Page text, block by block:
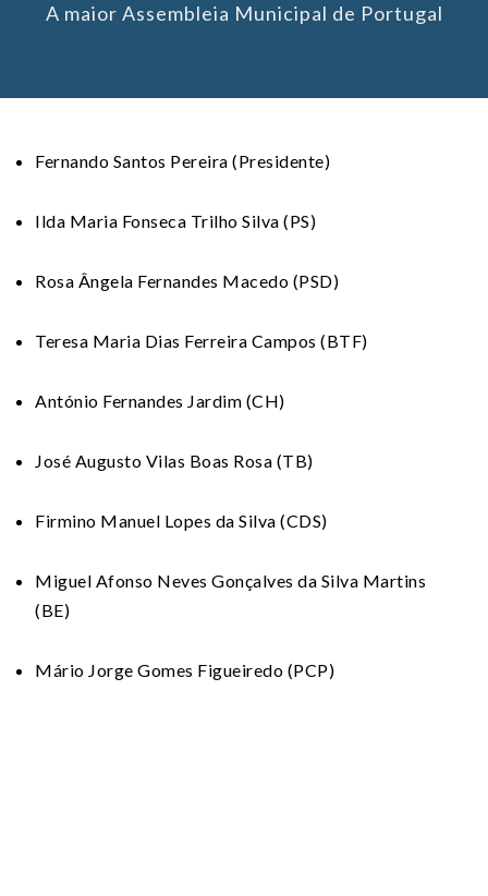
A maior Assembleia Municipal de Portugal
Fernando Santos Pereira (Presidente)
Ilda Maria Fonseca Trilho Silva (PS)
Rosa Ângela Fernandes Macedo (PSD)
Teresa Maria Dias Ferreira Campos (BTF)
António Fernandes Jardim (CH)
José Augusto Vilas Boas Rosa (TB)
Firmino Manuel Lopes da Silva (CDS)
Miguel Afonso Neves Gonçalves da Silva Martins
(BE)
Mário Jorge Gomes Figueiredo (PCP)